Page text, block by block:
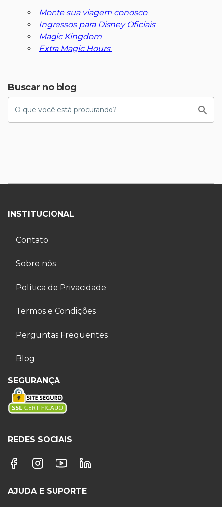
Monte sua viagem conosco
Ingressos para Disney Oficiais
Magic Kingdom
Extra Magic Hours
Buscar no blog
INSTITUCIONAL
Contato
Sobre nós
Política de Privacidade
Termos e Condições
Perguntas Frequentes
Blog
SEGURANÇA
REDES SOCIAIS
AJUDA E SUPORTE